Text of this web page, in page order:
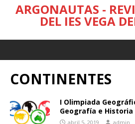
ARGONAUTAS -
DEL IES VEGA
CONTINENTES
I Olimpiada
Geografía e Historia
abril 5, 2019 admin